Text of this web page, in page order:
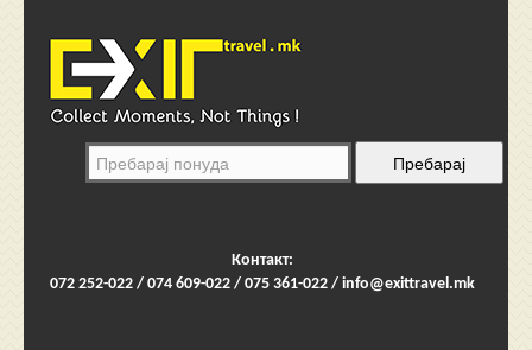
Контакт:
072 252-022 / 074 609-022 / 075 361-022 / info@exittravel.mk